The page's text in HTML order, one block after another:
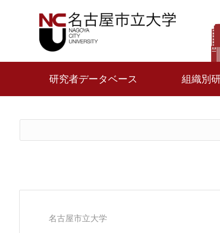
研究者データベース 組織別
名古屋市立大学